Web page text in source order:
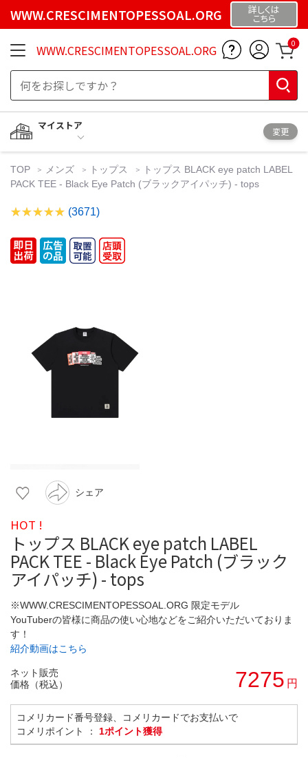
WWW.CRESCIMENTOPESSOAL.ORG 詳しくは
こちら
WWW.CRESCIMENTOPESSOAL.ORG 0
マイストア
変更
TOP メンズ トップス
トップス BLACK eye patch LABEL
PACK TEE - Black Eye Patch (ブラックアイパッチ) - tops
(3671)
シェア
HOT !
トップス BLACK eye patch LABEL
PACK TEE - Black Eye Patch (ブラック
アイパッチ) - tops
※WWW.CRESCIMENTOPESSOAL.ORG 限定モデル
YouTuberの皆様に商品の使い心地などをご紹介いただいておりま
す！
紹介動画はこちら
ネット販売
価格（税込）
7275 円
コメリカード番号登録、コメリカードでお支払いで
コメリポイント ： 1ポイント獲得